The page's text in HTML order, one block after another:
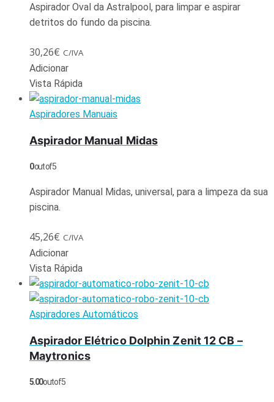
Aspirador Oval da Astralpool, para limpar e aspirar
detritos do fundo da piscina.
30,26€ C/IVA
Adicionar
Vista Rápida
Aspiradores Manuais
Aspirador Manual Midas
0out of 5
Aspirador Manual Midas, universal, para a limpeza da sua
piscina.
45,26€ C/IVA
Adicionar
Vista Rápida
Aspiradores Automáticos
Aspirador Elétrico Dolphin Zenit 12 CB –
Maytronics
5.00out of 5